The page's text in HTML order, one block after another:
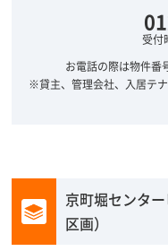
受付
お電話の際は物件番
※貸主、管理会社、入居テ
京町堀センタ
区画）